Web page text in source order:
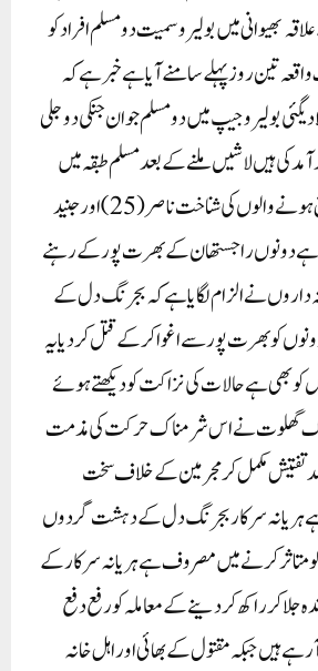
بھیوانی میں بولیرو سمیت دو مسلم افراد کو
تین روز پہلے سامنے آیا ہے خبر ہے کہ
بولیرو جیپ میں دو مسلم جوان جنکی دوجلی
کی ہیں لاشیں ملنے کے بعد مسلم طبقہ میں
رنج کا ماحول ہے جاں بحق ہونے والوں کی شناخت ناصر (25) اور جنید
ہے دونوں راجستھان کے بھرت پور کے رہنے
نے الزام لگایا ہے کہ بجرنگ دل کے
کو بھرت پور سے اغوا کر کے قتل کر دیا یہ
بھی ہے حالات کی نزاکت کو دیکھتے ہوئے
گھلوت نے اس شرمناک حرکت کی مذمت
تفتیش مکمل کر مجرمین کے خلاف سخت
ہر یانہ سرکار بجرنگ دل کے دہشت گردوں
متاثر کرنے میں مصروف ہے ہریانہ سرکار کے
جلا کر راکھ کر دینے کے معاملہ کو رفع دفع
ہیں جبکہ مقتول کے بھائی اور اہل خانہ